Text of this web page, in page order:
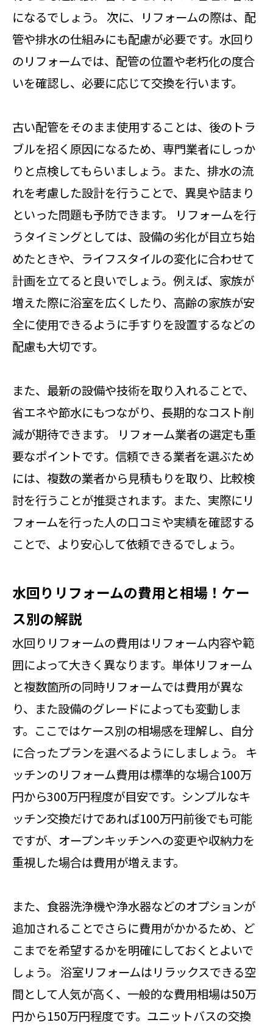
になるでしょう。 次に、リフォームの際は、配
管や排水の仕組みにも配慮が必要です。水回り
のリフォームでは、配管の位置や老朽化の度合
いを確認し、必要に応じて交換を行います。
古い配管をそのまま使用することは、後のトラ
ブルを招く原因になるため、専門業者にしっか
りと点検してもらいましょう。また、排水の流
れを考慮した設計を行うことで、異臭や詰まり
といった問題も予防できます。 リフォームを行
うタイミングとしては、設備の劣化が目立ち始
めたときや、ライフスタイルの変化に合わせて
計画を立てると良いでしょう。例えば、家族が
増えた際に浴室を広くしたり、高齢の家族が安
全に使用できるように手すりを設置するなどの
配慮も大切です。
また、最新の設備や技術を取り入れることで、
省エネや節水にもつながり、長期的なコスト削
減が期待できます。 リフォーム業者の選定も重
要なポイントです。信頼できる業者を選ぶため
には、複数の業者から見積もりを取り、比較検
討を行うことが推奨されます。また、実際にリ
フォームを行った人の口コミや実績を確認する
ことで、より安心して依頼できるでしょう。
水回りリフォームの費用と相場！ケー
ス別の解説
水回りリフォームの費用はリフォーム内容や範
囲によって大きく異なります。単体リフォーム
と複数箇所の同時リフォームでは費用が異な
り、また設備のグレードによっても変動しま
す。ここではケース別の相場感を理解し、自分
に合ったプランを選べるようにしましょう。 キ
ッチンのリフォーム費用は標準的な場合100万
円から300万円程度が目安です。シンプルなキ
ッチン交換だけであれば100万円前後でも可能
ですが、オープンキッチンへの変更や収納力を
重視した場合は費用が増えます。
また、食器洗浄機や浄水器などのオプションが
追加されることでさらに費用がかかるため、ど
こまでを希望するかを明確にしておくとよいで
しょう。 浴室リフォームはリラックスできる空
間として人気が高く、一般的な費用相場は50万
円から150万円程度です。ユニットバスの交換